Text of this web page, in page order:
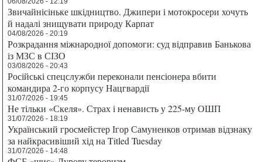
Звичайнісіньке шкідництво. Джипери і мотокросери хочуть
й надалі знищувати природу Карпат
04/08/2026 - 20:19
Розкрадання міжнародної допомоги: суд відправив Банькова
із МЗС в СІЗО
03/08/2026 - 20:43
Російські спецслужби переконали пенсіонера вбити
командира 2-го корпусу Нацгвардії
31/07/2026 - 19:45
Не тільки «Скеля». Страх і ненависть у 225-му ОШП
31/07/2026 - 18:19
Український гросмейстер Ігор Самуненков отримав відзнаку
за найкрасивіший хід на Titled Tuesday
31/07/2026 - 14:48